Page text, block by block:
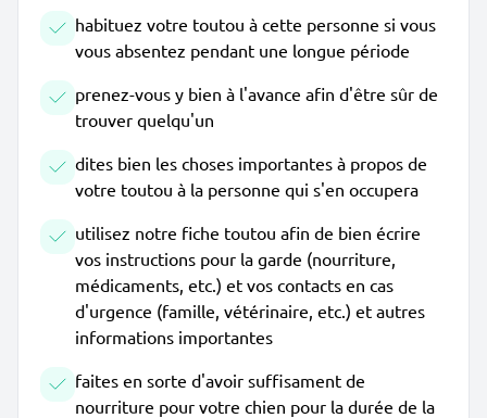
habituez votre toutou à cette personne si vous
vous absentez pendant une longue période
prenez-vous y bien à l'avance afin d'être sûr de
trouver quelqu'un
dites bien les choses importantes à propos de
votre toutou à la personne qui s'en occupera
utilisez notre fiche toutou afin de bien écrire
vos instructions pour la garde (nourriture,
médicaments, etc.) et vos contacts en cas
d'urgence (famille, vétérinaire, etc.) et autres
informations importantes
faites en sorte d'avoir suffisament de
nourriture pour votre chien pour la durée de la